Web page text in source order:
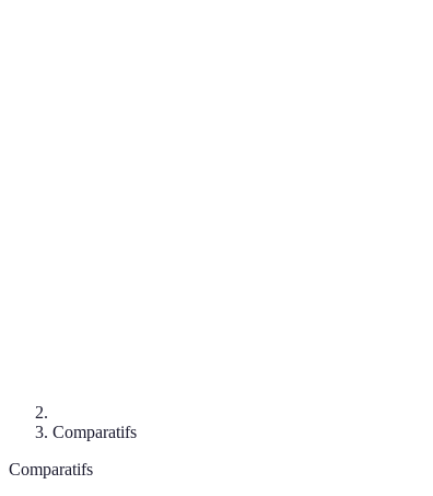
Comparatifs
Comparatifs